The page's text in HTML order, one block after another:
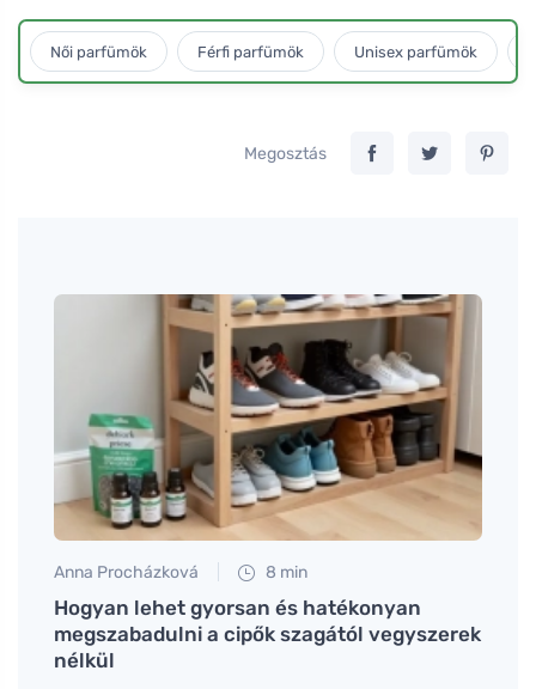
Női parfümök Férfi parfümök Unisex parfümök
Megosztás
Anna Procházková 8 min
Hogyan lehet gyorsan és hatékonyan
megszabadulni a cipők szagától vegyszerek
nélkül